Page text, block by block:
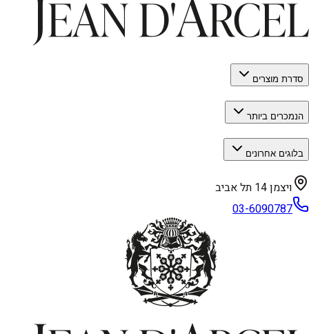
סדרת מוצרים
הנמכרים ביותר
בלוגים אחרונים
ויצמן 14 תל אביב
03-6090787